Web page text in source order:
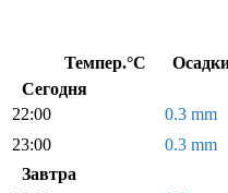
Темпер.°C
Сегодня
22:00
0.3 mm
23:00
0.3 mm
Завтра